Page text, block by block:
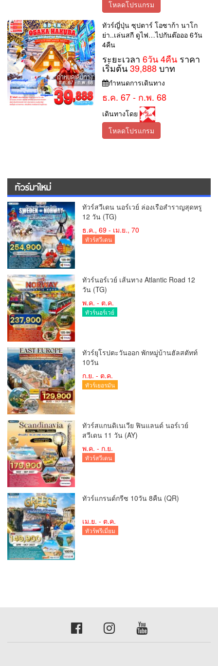
โหลดโปรแกรม
ทัวร์ญี่ปุ่น ซุปตาร์ โอซาก้า นาโก
ย่า..เล่นสกี ดูไฟ…ไปกันต๊อออ 6วัน
4คืน
ระยะเวลา6วัน 4คืน ราคา
เริ่มต้น39,888บาท
กำหนดการเดินทาง
ธ.ค. 67 - ก.พ. 68
เดินทางโดย
โหลดโปรแกรม
ทัวร์มาใหม่
ทัวร์สวีเดน นอร์เวย์ ล่องเรือสำราญสุดหรู
12 วัน (TG)
ธ.ค., 69 - เม.ย., 70
ทัวร์สวีเดน
ทัวร์นอร์เวย์ เส้นทาง Atlantic Road 12
วัน (TG)
พ.ค. - ต.ค.
ทัวร์นอร์เวย์
ทัวร์ยุโรปตะวันออก พักหมู่บ้านฮัลสตัทท์
10วัน
ก.ย. - ต.ค.
ทัวร์เยอรมัน
ทัวร์สแกนดิเนเวีย ฟินแลนด์ นอร์เวย์
สวีเดน 11 วัน (AY)
พ.ค. - ก.ย.
ทัวร์สวีเดน
ทัวร์แกรนด์กรีซ 10วัน 8คืน (QR)
เม.ย. - ต.ค.
ทัวร์พรีเมี่ยม